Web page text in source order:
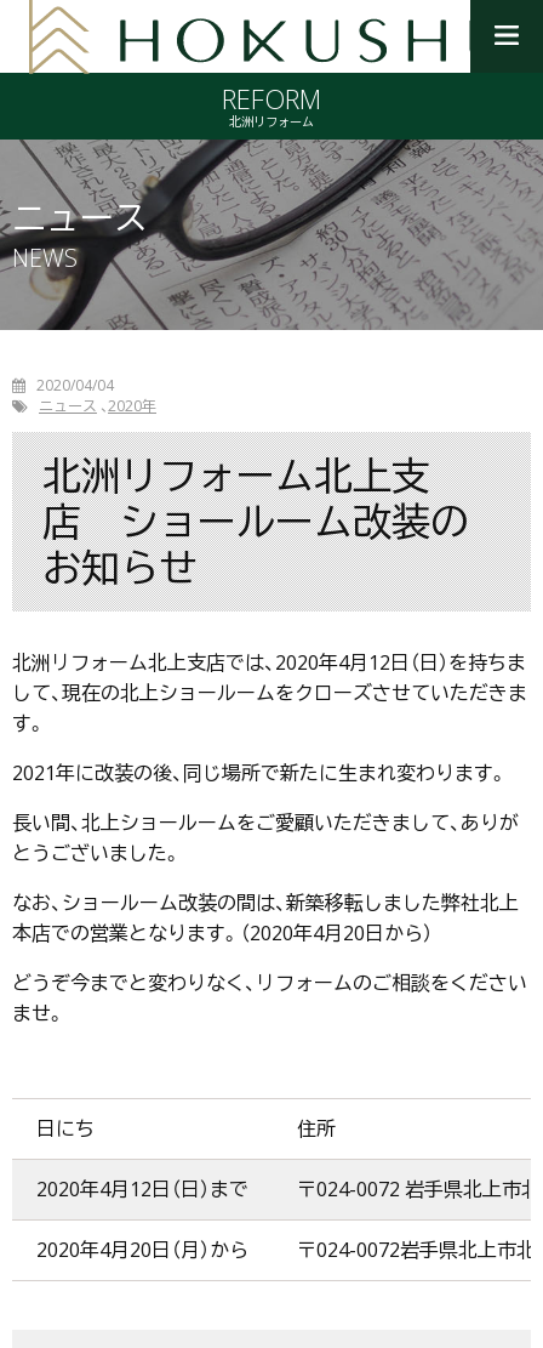
を
開
く
REFORM
北洲リフォーム
ニュース
NEWS
2020/04/04
ニュース 2020年
北洲リフォーム北上支
店 ショールーム改装の
お知らせ
北洲リフォーム北上支店では、2020年4月12日（日）を持ちま
して、現在の北上ショールームをクローズさせていただきま
す。
2021年に改装の後、同じ場所で新たに生まれ変わります。
長い間、北上ショールームをご愛顧いただきまして、ありが
とうございました。
なお、ショールーム改装の間は、新築移転しました弊社北上
本店での営業となります。（2020年4月20日から）
どうぞ今までと変わりなく、リフォームのご相談をください
ませ。
日にち 住所
2020年4月12日（日）まで 〒024-0072 岩手県北上市
2020年4月20日（月）から 〒024-0072岩手県北上市